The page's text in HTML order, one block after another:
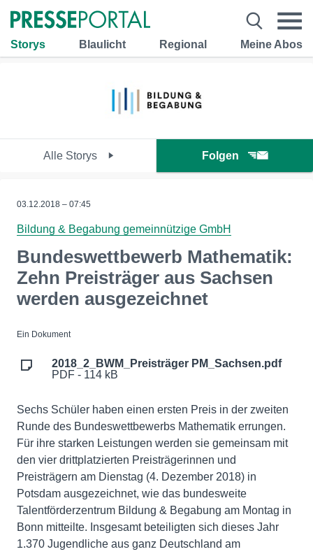
Storys Blaulicht Regional Meine Abos
Alle Storys Folgen
03.12.2018 – 07:45
Bildung & Begabung gemeinnützige GmbH
Bundeswettbewerb Mathematik:
Zehn Preisträger aus Sachsen
werden ausgezeichnet
Ein Dokument
2018_2_BWM_Preisträger PM_Sachsen.pdf
PDF - 114 kB
Sechs Schüler haben einen ersten Preis in der zweiten
Runde des Bundeswettbewerbs Mathematik errungen.
Für ihre starken Leistungen werden sie gemeinsam mit
den vier drittplatzierten Preisträgerinnen und
Preisträgern am Dienstag (4. Dezember 2018) in
Potsdam ausgezeichnet, wie das bundesweite
Talentförderzentrum Bildung & Begabung am Montag in
Bonn mitteilte. Insgesamt beteiligten sich dieses Jahr
1.370 Jugendliche aus ganz Deutschland am